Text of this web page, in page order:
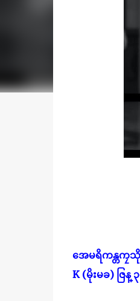
အေမရိကန္တကၠသို
K (မိုးမခ) ဇြန္